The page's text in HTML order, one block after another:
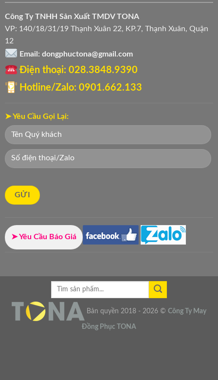
Công Ty TNHH Sản Xuất TMDV TONA
VP: 140/18/31/19 Thạnh Xuân 22, KP.7, Thạnh Xuân, Quận
12
Email: dongphuctona@gmail.com
Điện thoại: ‭028.3848.9390‬
Hotline/Zalo: 0901.662.133
➤ Yêu Cầu Gọi Lại:
➤ Yêu Cầu Báo Giá
Bản quyền 2018 - 2026 © Công Ty May
Đồng Phục TONA